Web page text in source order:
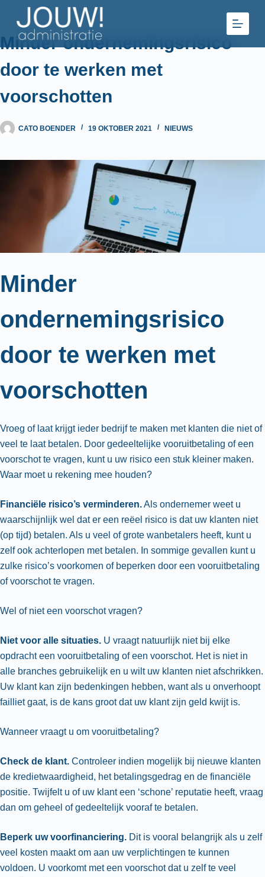
naar
de
Minder ondernemingsrisico
door te werken met
voorschotten
CATO BOENDER 19 OKTOBER 2021 NIEUWS
Minder
ondernemingsrisico
door te werken met
voorschotten
Vroeg of laat krijgt ieder bedrijf te maken met klanten die niet of
veel te laat betalen. Door gedeeltelijke vooruitbetaling of een
voorschot te vragen, kunt u uw risico een stuk kleiner maken.
Waar moet u rekening mee houden?
Financiële risico’s verminderen.Als ondernemer weet u
waarschijnlijk wel dat er een reëel risico is dat uw klanten niet
(op tijd) betalen. Als u veel of grote wanbetalers heeft, kunt u
zelf ook achterlopen met betalen. In sommige gevallen kunt u
zulke risico’s voorkomen of beperken door een vooruitbetaling
of voorschot te vragen.
Wel of niet een voorschot vragen?
Niet voor alle situaties. U vraagt natuurlijk niet bij elke
opdracht een vooruitbetaling of een voorschot. Het is niet in
alle branches gebruikelijk en u wilt uw klanten niet afschrikken.
Uw klant kan zijn bedenkingen hebben, want als u onverhoopt
failliet gaat, is de kans groot dat uw klant zijn geld kwijt is.
Wanneer vraagt u om vooruitbetaling?
Check de klant. Controleer indien mogelijk bij nieuwe klanten
de kredietwaardigheid, het betalingsgedrag en de financiële
positie. Twijfelt u of uw klant een ‘schone’ reputatie heeft, vraag
dan om geheel of gedeeltelijk vooraf te betalen.
Beperk uw voorfinanciering. Dit is vooral belangrijk als u zelf
veel kosten maakt om aan uw verplichtingen te kunnen
voldoen. U voorkomt met een voorschot dat u zelf te veel